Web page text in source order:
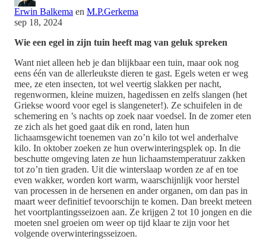
Erwin Balkema en M.P.Gerkema
sep 18, 2024
Wie een egel in zijn tuin heeft mag van geluk spreken
Want niet alleen heb je dan blijkbaar een tuin, maar ook nog
eens één van de allerleukste dieren te gast. Egels weten er weg
mee, ze eten insecten, tot wel veertig slakken per nacht,
regenwormen, kleine muizen, hagedissen en zelfs slangen (het
Griekse woord voor egel is slangeneter!). Ze schuifelen in de
schemering en ’s nachts op zoek naar voedsel. In de zomer eten
ze zich als het goed gaat dik en rond, laten hun
lichaamsgewicht toenemen van zo’n kilo tot wel anderhalve
kilo. In oktober zoeken ze hun overwinteringsplek op. In die
beschutte omgeving laten ze hun lichaamstemperatuur zakken
tot zo’n tien graden. Uit die winterslaap worden ze af en toe
even wakker, worden kort warm, waarschijnlijk voor herstel
van processen in de hersenen en ander organen, om dan pas in
maart weer definitief tevoorschijn te komen. Dan breekt meteen
het voortplantingsseizoen aan. Ze krijgen 2 tot 10 jongen en die
moeten snel groeien om weer op tijd klaar te zijn voor het
volgende overwinteringsseizoen.